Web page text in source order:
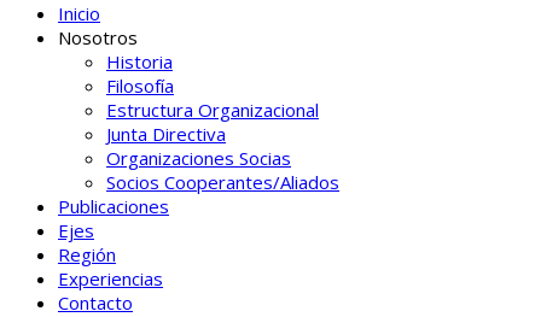
Inicio
Nosotros
Historia
Filosofía
Estructura Organizacional
Junta Directiva
Organizaciones Socias
Socios Cooperantes/Aliados
Publicaciones
Ejes
Región
Experiencias
Contacto